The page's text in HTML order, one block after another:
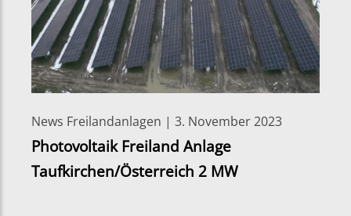
News Freilandanlagen | 3. November 2023
Photovoltaik Freiland Anlage
Taufkirchen/Österreich 2 MW